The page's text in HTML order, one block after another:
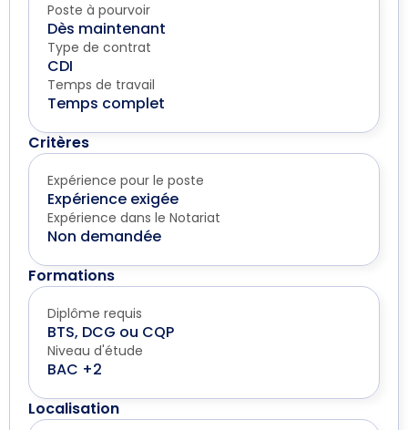
Poste à pourvoir
Dès maintenant
Type de contrat
CDI
Temps de travail
Temps complet
Critères
Expérience pour le poste
Expérience exigée
Expérience dans le Notariat
Non demandée
Formations
Diplôme requis
BTS, DCG ou CQP
Niveau d'étude
BAC +2
Localisation